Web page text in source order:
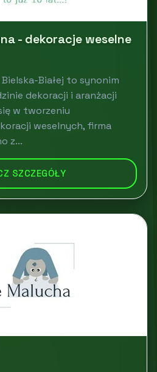
- dekoracje weselne
Białej to synonim
dekoracji i aranżacji
w tworzeniu
weselnych, firma
z...
SZCZEGÓŁY